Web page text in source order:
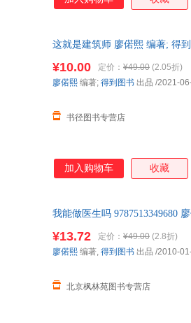
视建筑师这一职业。 你将获得
这就是建筑师 廖偌熙 编著; 得
¥10.00 定价： ¥49.00 (2.05折)
书径图书专营店
廖偌熙 编著; 得到图书 出品 /2021-
加入购物车 收藏
我能做医生吗 9787513349680
供参考，以实物为准。（书名
¥13.72 定价： ¥49.00 (2.8折)
北京枫林苑图书专营店
廖偌熙 编著, 得到图书 出品 /2010-